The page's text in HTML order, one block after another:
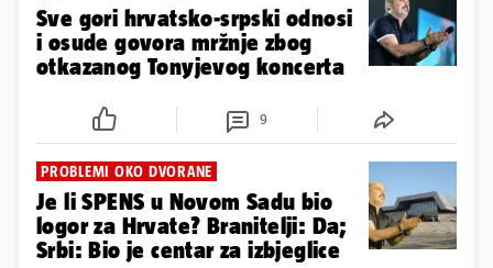
Sve gori hrvatsko-srpski odnosi
i osude govora mržnje zbog
otkazanog Tonyjevog koncerta
9
PROBLEMI OKO DVORANE
Je li SPENS u Novom Sadu bio
logor za Hrvate? Branitelji: Da;
Srbi: Bio je centar za izbjeglice